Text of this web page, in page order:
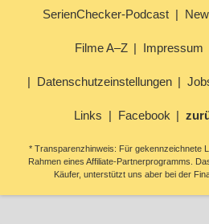
SerienChecker-Podcast
Filme A–Z Impressum
Datenschutzeinstellungen
Links Facebook
* Transparenzhinweis: Für gekennzeichnete
Rahmen eines Affiliate-Partnerprogramms.
Käufer, unterstützt uns aber bei der